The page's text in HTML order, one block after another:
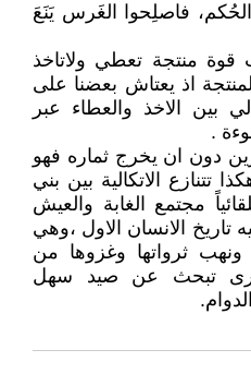
فاصلِحوا الغَرس يَنَعَ
قوة منتجة تعطي ولاتاخذ
اذ يعتاش بعضنا على
بين الاخذ والعطاء عبر
.
دون ان يخرج ثماره فهو
تتنازع الاتكالية بين بني
مجتمع الغابة والعيش
الانسان الاول ،وهي
ثرواتها وغزوها من
تبحث عن صيد سهل